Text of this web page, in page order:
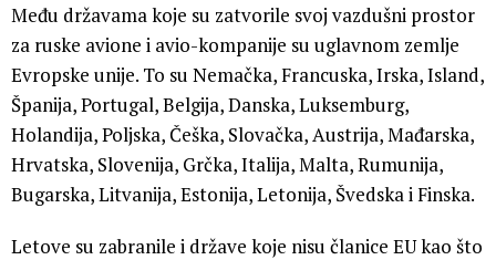
Među državama koje su zatvorile svoj vazdušni prostor
za ruske avione i avio-kompanije su uglavnom zemlje
Evropske unije. To su Nemačka, Francuska, Irska, Island,
Španija, Portugal, Belgija, Danska, Luksemburg,
Holandija, Poljska, Češka, Slovačka, Austrija, Mađarska,
Hrvatska, Slovenija, Grčka, Italija, Malta, Rumunija,
Bugarska, Litvanija, Estonija, Letonija, Švedska i Finska.
Letove su zabranile i države koje nisu članice EU kao što